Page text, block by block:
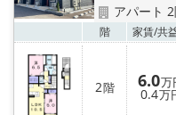
アパート
階 家賃/共
2階 6.0万
0.4万